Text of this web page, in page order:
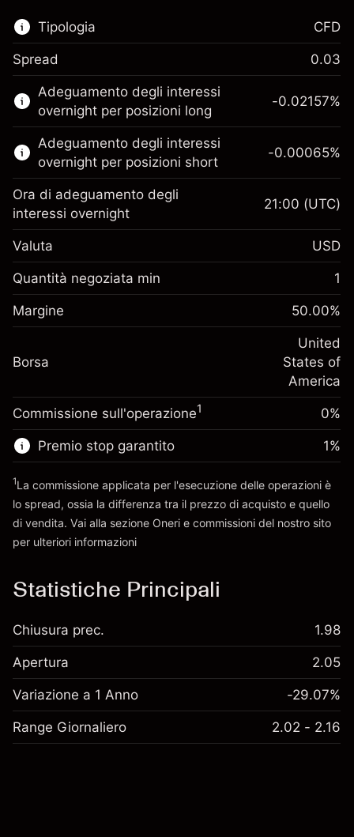
Tipologia
Questo mercato finanziario è disponibile per il
trading di CFD.
Scopri di più su:
CFD
CFD
Spread 0.03
Adeguamento degli interessi
overnight per posizioni long
investimento
Adeguamento
finanziamento overnight
Oneri per l'intero valore della
-0.021568
%
(-$0.43)
Dimensione dell'operazione a leva
Denaro da leva ~
$1,000.00
Vai alla piattaforma
-0.02157%
Adeguamento degli interessi
overnight per posizioni short
Margine. Il tuo
investimento
$1,000.00
posizione
-0.000654
%
(-$0.01)
Dimensione dell'operazione a leva
~$2,000.00
Denaro da leva ~
Vai alla piattaforma
-0.00065%
Ora di adeguamento degli
interessi overnight
21:00 (UTC)
Valuta USD
Quantità negoziata min 1
Margine 50.00%
Borsa
United
States of
America
Commissione sull'operazione1 0%
Premio stop garantito 1%
1La commissione applicata per l'esecuzione delle operazioni è
lo spread, ossia la differenza tra il prezzo di acquisto e quello
di vendita. Vai alla sezione Oneri e commissioni del nostro sito
per ulteriori informazioni
Statistiche Principali
Chiusura prec. 1.98
Apertura 2.05
Variazione a 1 Anno -29.07%
Range Giornaliero 2.02 - 2.16